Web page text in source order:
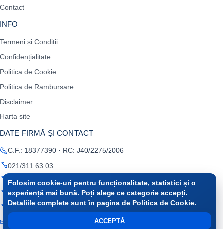
Folosim cookie-uri pentru funcționalitate, statistici și o
experiență mai bună. Poți alege ce categorie accepți.
Detaliile complete sunt în pagina de Politica de Cookie.
ACCEPTĂ
Contact
INFO
Termeni și Condiții
Confidențialitate
Politica de Cookie
Politica de Rambursare
Disclaimer
Harta site
DATE FIRMĂ ȘI CONTACT
C.F.: 18377390 · RC: J40/2275/2006
021/311.63.03
0722 675 316
0787 510 040
0723 163 926